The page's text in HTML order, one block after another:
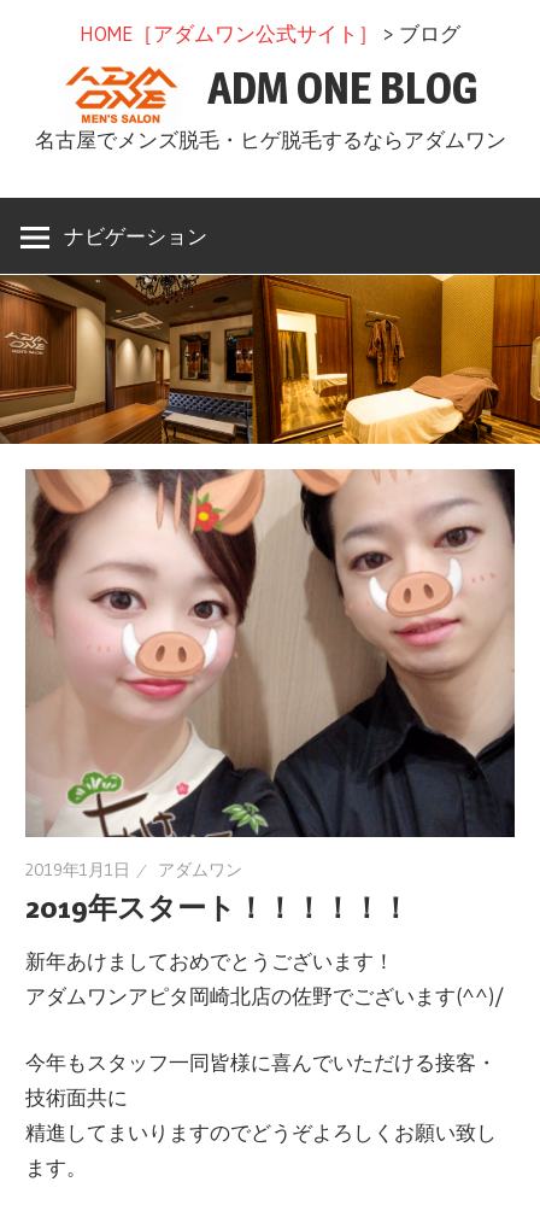
へ
ッ
プ
HOME［アダムワン公式サイト］ > ブログ
ADM ONE BLOG
名古屋でメンズ脱毛・ヒゲ脱毛するならアダムワン
ナビゲーション
2019年1月1日 アダムワン
2019年スタート！！！！！！
新年あけましておめでとうございます！
アダムワンアピタ岡崎北店の佐野でございます(^^)/
今年もスタッフ一同皆様に喜んでいただける接客・
技術面共に
精進してまいりますのでどうぞよろしくお願い致し
ます。